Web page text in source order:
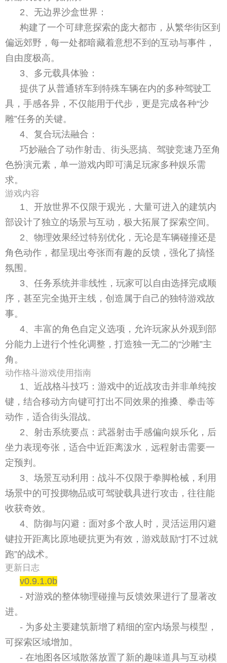
2、无边界沙盒世界：
构建了一个可肆意探索的庞大都市，从繁华街区到
偏远郊野，每一处都暗藏着意想不到的互动与事件，
自由度极高。
3、多元载具体验：
提供了从普通轿车到特殊车辆在内的多种驾驶工
具，手感各异，不仅能用于代步，更是完成各种“沙
雕”任务的关键。
4、复合玩法融合：
巧妙融合了动作射击、街头恶搞、驾驶竞速乃至角
色扮演元素，单一游戏内即可满足玩家多种娱乐需
求。
游戏内容
1、开放世界不仅限于观光，大量可进入的建筑内
部设计了独立的场景与互动，极大拓展了探索空间。
2、物理效果经过特别优化，无论是车辆碰撞还是
角色动作，都呈现出夸张而有趣的反馈，强化了搞怪
氛围。
3、任务系统并非线性，玩家可以自由选择完成顺
序，甚至完全抛开主线，创造属于自己的独特游戏故
事。
4、丰富的角色自定义选项，允许玩家从外观到部
分能力上进行个性化调整，打造独一无二的“沙雕”主
角。
动作格斗游戏使用指南
1、近战格斗技巧：游戏中的近战攻击并非单纯按
键，结合移动方向键可打出不同效果的推搡、拳击等
动作，适合街头混战。
2、射击系统要点：武器射击手感偏向娱乐化，后
坐力表现夸张，适合中近距离泼水，远程射击需要一
定预判。
3、场景互动利用：战斗不仅限于拳脚枪械，利用
场景中的可投掷物品或可驾驶载具进行攻击，往往能
收获奇效。
4、防御与闪避：面对多个敌人时，灵活运用闪避
键拉开距离比原地硬抗更为有效，游戏鼓励“打不过就
跑”的战术。
更新日志
v0.9.1.0b
- 对游戏的整体物理碰撞与反馈效果进行了显著改
进。
- 为多处主要建筑新增了精细的室内场景与模型，
可探索区域增加。
- 在地图各区域散落放置了新的趣味道具与互动模